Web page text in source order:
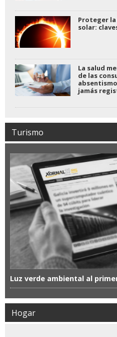
Proteger
solar:
La salud
de las
jamás
Turismo
Luz verde ambiental al
Hogar